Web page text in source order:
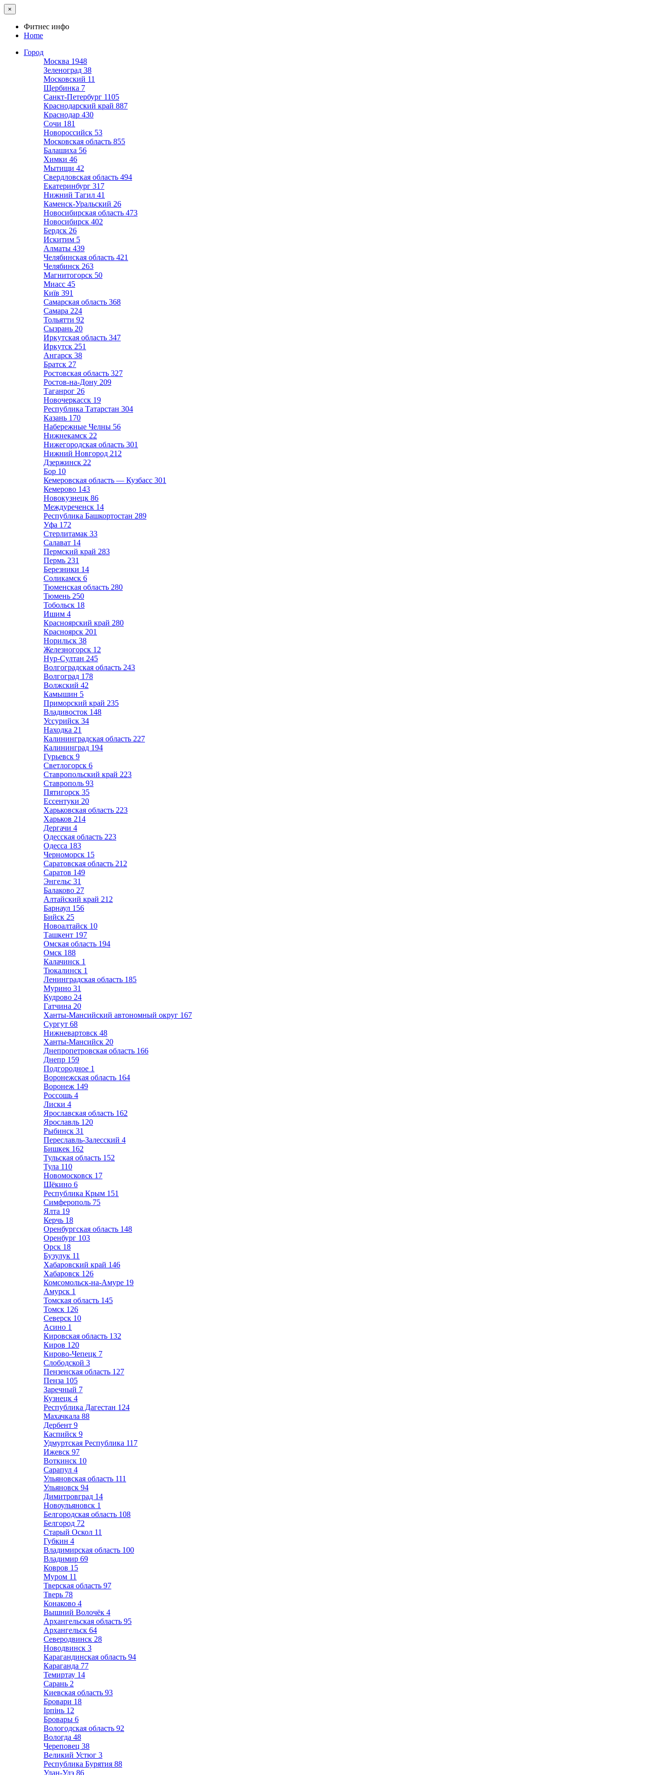
×
Фитнес инфо
Home
Город
Москва 1948
Зеленоград 38
Московский 11
Щербинка 7
Санкт-Петербург 1105
Краснодарский край 887
Краснодар 430
Сочи 181
Новороссийск 53
Московская область 855
Балашиха 56
Химки 46
Мытищи 42
Свердловская область 494
Екатеринбург 317
Нижний Тагил 41
Каменск-Уральский 26
Новосибирская область 473
Новосибирск 402
Бердск 26
Искитим 5
Алматы 439
Челябинская область 421
Челябинск 263
Магнитогорск 50
Миасс 45
Київ 391
Самарская область 368
Самара 224
Тольятти 92
Сызрань 20
Иркутская область 347
Иркутск 251
Ангарск 38
Братск 27
Ростовская область 327
Ростов-на-Дону 209
Таганрог 26
Новочеркасск 19
Республика Татарстан 304
Казань 170
Набережные Челны 56
Нижнекамск 22
Нижегородская область 301
Нижний Новгород 212
Дзержинск 22
Бор 10
Кемеровская область — Кузбасс 301
Кемерово 143
Новокузнецк 86
Междуреченск 14
Республика Башкортостан 289
Уфа 172
Стерлитамак 33
Салават 14
Пермский край 283
Пермь 231
Березники 14
Соликамск 6
Тюменская область 280
Тюмень 250
Тобольск 18
Ишим 4
Красноярский край 280
Красноярск 201
Норильск 38
Железногорск 12
Нур-Султан 245
Волгоградская область 243
Волгоград 178
Волжский 42
Камышин 5
Приморский край 235
Владивосток 148
Уссурийск 34
Находка 21
Калининградская область 227
Калининград 194
Гурьевск 9
Светлогорск 6
Ставропольский край 223
Ставрополь 93
Пятигорск 35
Ессентуки 20
Харьковская область 223
Харьков 214
Дергачи 4
Одесская область 223
Одесса 183
Черноморск 15
Саратовская область 212
Саратов 149
Энгельс 31
Балаково 27
Алтайский край 212
Барнаул 156
Бийск 25
Новоалтайск 10
Ташкент 197
Омская область 194
Омск 188
Калачинск 1
Тюкалинск 1
Ленинградская область 185
Мурино 31
Кудрово 24
Гатчина 20
Ханты-Мансийский автономный округ 167
Сургут 68
Нижневартовск 48
Ханты-Мансийск 20
Днепропетровская область 166
Днепр 159
Подгородное 1
Воронежская область 164
Воронеж 149
Россошь 4
Лиски 4
Ярославская область 162
Ярославль 120
Рыбинск 31
Переславль-Залесский 4
Бишкек 162
Тульская область 152
Тула 110
Новомосковск 17
Щёкино 6
Республика Крым 151
Симферополь 75
Ялта 19
Керчь 18
Оренбургская область 148
Оренбург 103
Орск 18
Бузулук 11
Хабаровский край 146
Хабаровск 126
Комсомольск-на-Амуре 19
Амурск 1
Томская область 145
Томск 126
Северск 10
Асино 1
Кировская область 132
Киров 120
Кирово-Чепецк 7
Слободской 3
Пензенская область 127
Пенза 105
Заречный 7
Кузнецк 4
Республика Дагестан 124
Махачкала 88
Дербент 9
Каспийск 9
Удмуртская Республика 117
Ижевск 97
Воткинск 10
Сарапул 4
Ульяновская область 111
Ульяновск 94
Димитровград 14
Новоульяновск 1
Белгородская область 108
Белгород 72
Старый Оскол 11
Губкин 4
Владимирская область 100
Владимир 69
Ковров 15
Муром 11
Тверская область 97
Тверь 78
Конаково 4
Вышний Волочёк 4
Архангельская область 95
Архангельск 64
Северодвинск 28
Новодвинск 3
Карагандинская область 94
Караганда 77
Темиртау 14
Сарань 2
Киевская область 93
Бровари 18
Ірпінь 12
Бровары 6
Вологодская область 92
Вологда 48
Череповец 38
Великий Устюг 3
Республика Бурятия 88
Улан-Удэ 86